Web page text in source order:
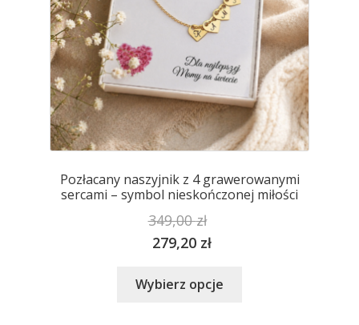
Pozłacany naszyjnik z 4 grawerowanymi
sercami – symbol nieskończonej miłości
349,00zł
279,20 zł
Wybierz opcje